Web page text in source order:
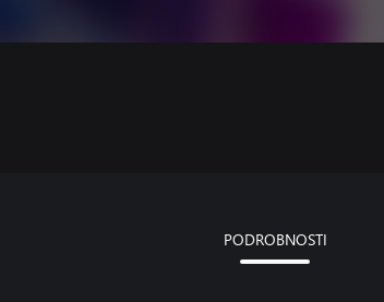
PODROBNOSTI